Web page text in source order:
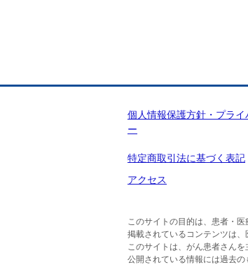
個人情報保護方針・プライ
ー
特定商取引法に基づく表記
アクセス
このサイトの目的は、患者・
掲載されているコンテンツは
このサイトは、がん患者さん
公開されている情報には過去の